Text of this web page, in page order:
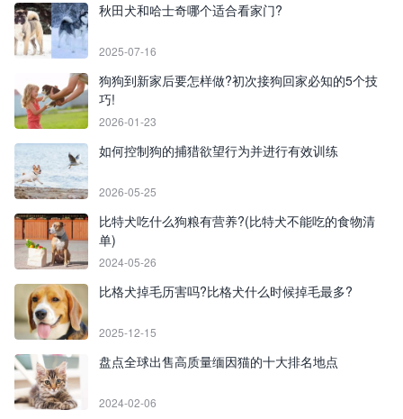
秋田犬和哈士奇哪个适合看家门?
2025-07-16
狗狗到新家后要怎样做?初次接狗回家必知的5个技
巧!
2026-01-23
如何控制狗的捕猎欲望行为并进行有效训练
2026-05-25
比特犬吃什么狗粮有营养?(比特犬不能吃的食物清
单)
2024-05-26
比格犬掉毛历害吗?比格犬什么时候掉毛最多?
2025-12-15
盘点全球出售高质量缅因猫的十大排名地点
2024-02-06